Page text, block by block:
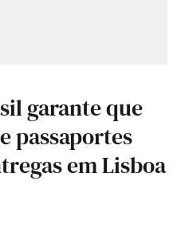
garante que
passaportes
em Lisboa